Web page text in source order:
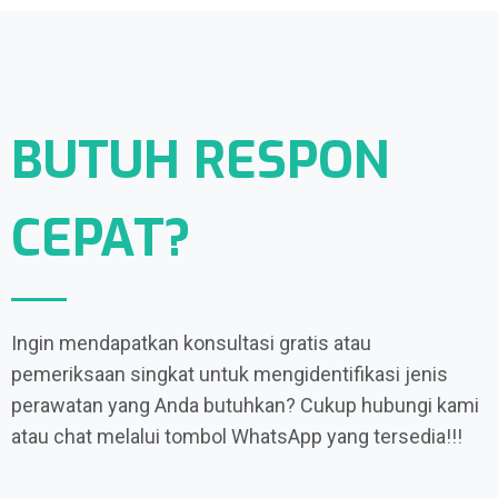
BUTUH RESPON
CEPAT?
Ingin mendapatkan konsultasi gratis atau
pemeriksaan singkat untuk mengidentifikasi jenis
perawatan yang Anda butuhkan? Cukup hubungi kami
atau chat melalui tombol WhatsApp yang tersedia!!!